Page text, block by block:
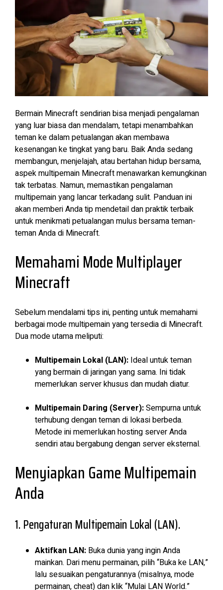
Bermain Minecraft sendirian bisa menjadi pengalaman
yang luar biasa dan mendalam, tetapi menambahkan
teman ke dalam petualangan akan membawa
kesenangan ke tingkat yang baru. Baik Anda sedang
membangun, menjelajah, atau bertahan hidup bersama,
aspek multipemain Minecraft menawarkan kemungkinan
tak terbatas. Namun, memastikan pengalaman
multipemain yang lancar terkadang sulit. Panduan ini
akan memberi Anda tip mendetail dan praktik terbaik
untuk menikmati petualangan mulus bersama teman-
teman Anda di Minecraft.
Memahami Mode Multiplayer
Minecraft
Sebelum mendalami tips ini, penting untuk memahami
berbagai mode multipemain yang tersedia di Minecraft.
Dua mode utama meliputi:
Multipemain Lokal (LAN): Ideal untuk teman
yang bermain di jaringan yang sama. Ini tidak
memerlukan server khusus dan mudah diatur.
Multipemain Daring (Server):Sempurna untuk
terhubung dengan teman di lokasi berbeda.
Metode ini memerlukan hosting server Anda
sendiri atau bergabung dengan server eksternal.
Menyiapkan Game Multipemain
Anda
1. Pengaturan Multipemain Lokal (LAN).
Aktifkan LAN: Buka dunia yang ingin Anda
mainkan. Dari menu permainan, pilih “Buka ke LAN,”
lalu sesuaikan pengaturannya (misalnya, mode
permainan, cheat) dan klik “Mulai LAN World.”